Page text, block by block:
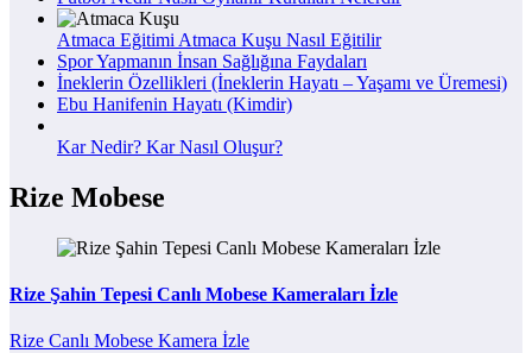
Atmaca Eğitimi Atmaca Kuşu Nasıl Eğitilir
Spor Yapmanın İnsan Sağlığına Faydaları
İneklerin Özellikleri (İneklerin Hayatı – Yaşamı ve Üremesi)
Ebu Hanifenin Hayatı (Kimdir)
Kar Nedir? Kar Nasıl Oluşur?
Rize Mobese
Rize Şahin Tepesi Canlı Mobese Kameraları İzle
Rize Canlı Mobese Kamera İzle